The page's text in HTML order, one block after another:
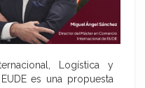
Logística y
es una propuesta